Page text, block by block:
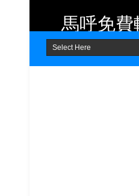
Home About
馬呼免費
提供 Android、iOS 好
程式及 Windows 免費